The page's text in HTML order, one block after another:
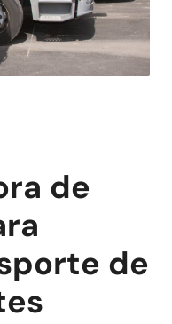
de
de